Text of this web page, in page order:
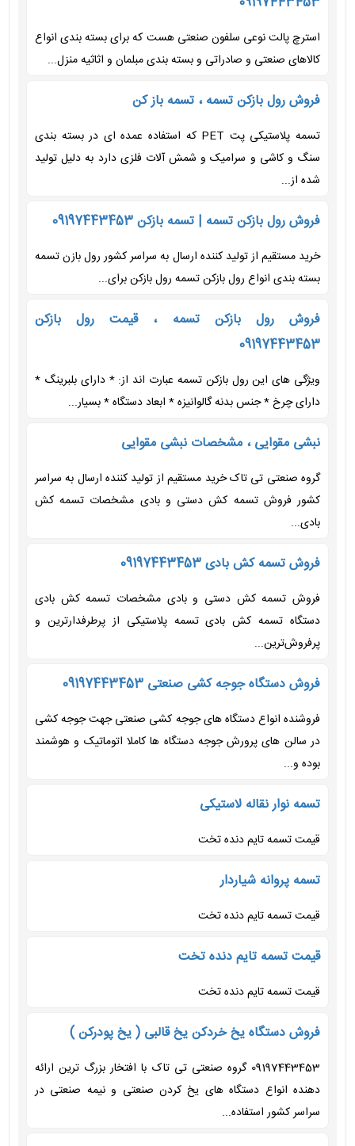
استرچ پالت نوعی سلفون صنعتی هست که برای بسته بندی انواع
کالاهای صنعتی و صادراتی و بسته بندی مبلمان و اثاثیه منزل...
فروش رول بازکن تسمه ، تسمه باز کن
تسمه پلاستیکی پت PET که استفاده عمده ای در بسته بندی
سنگ و کاشی و سرامیک و شمش آلات فلزی دارد به دلیل تولید
شده از...
فروش رول بازکن تسمه | تسمه بازکن 09197443453
خرید مستقیم از تولید کننده ارسال به سراسر کشور رول بازن تسمه
بسته بندی انواع رول بازکن تسمه رول بازکن برای...
فروش رول بازکن تسمه ، قیمت رول بازکن
09197443453
ویژگی های این رول بازکن تسمه عبارت اند از: * دارای بلبرینگ *
دارای چرخ * جنس بدنه گالوانیزه * ابعاد دستگاه * بسیار...
نبشی مقوایی ، مشخصات نبشی مقوایی
گروه صنعتی تی تاک خرید مستقیم از تولید کننده ارسال به سراسر
کشور فروش تسمه کش دستی و بادی مشخصات تسمه کش
بادی...
فروش تسمه کش بادی 09197443453
فروش تسمه کش دستی و بادی مشخصات تسمه کش بادی
دستگاه تسمه کش بادی تسمه پلاستیکی از پرطرفدارترین و
پرفروش‌ترین...
فروش دستگاه جوجه کشی صنعتی 09197443453
فروشنده انواع دستگاه های جوجه کشی صنعتی جهت جوجه کشی
در سالن های پرورش جوجه دستگاه ها کاملا اتوماتیک و هوشمند
بوده و...
تسمه نوار نقاله لاستیکی
قیمت تسمه تایم دنده تخت
تسمه پروانه شیاردار
قیمت تسمه تایم دنده تخت
قیمت تسمه تایم دنده تخت
قیمت تسمه تایم دنده تخت
فروش دستگاه یخ خردکن یخ قالبی ( یخ پودرکن )
09197443453 گروه صنعتی تی تاک با افتخار بزرگ ترین ارائه
دهنده انواع دستگاه های یخ کردن صنعتی و نیمه صنعتی در
سراسر کشور استفاده...